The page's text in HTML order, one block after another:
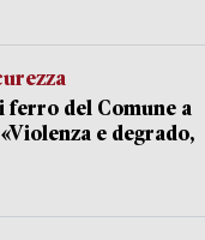
ferro del Comune a
e degrado,